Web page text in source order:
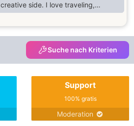
creative side. I love traveling,
discovering new places, going out at
night, visiting restaurants, and
connecting with nature, especially in
botanical parks. I am passionate
about self-improvement, reading
myself with people who give me
good energy. I am clear that I want
to start a family in the future and
build a meaningful l
Suche nach Kriterien
Support
100% gratis
Moderation